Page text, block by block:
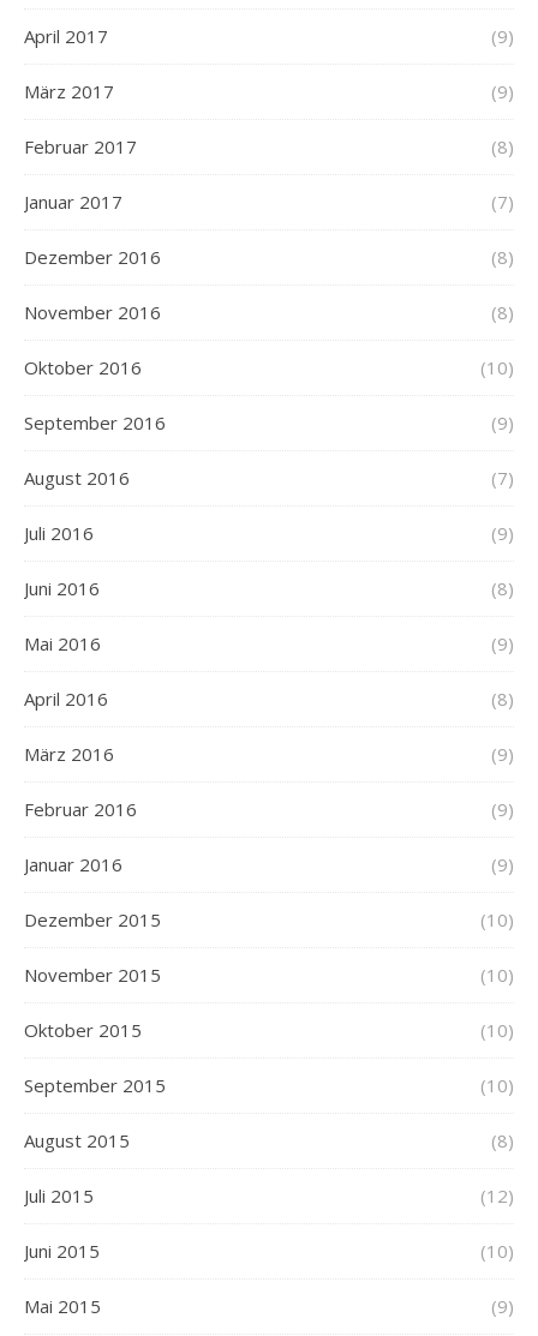
April 2017 (9)
März 2017 (9)
Februar 2017 (8)
Januar 2017 (7)
Dezember 2016 (8)
November 2016 (8)
Oktober 2016 (10)
September 2016 (9)
August 2016 (7)
Juli 2016 (9)
Juni 2016 (8)
Mai 2016 (9)
April 2016 (8)
März 2016 (9)
Februar 2016 (9)
Januar 2016 (9)
Dezember 2015 (10)
November 2015 (10)
Oktober 2015 (10)
September 2015 (10)
August 2015 (8)
Juli 2015 (12)
Juni 2015 (10)
Mai 2015 (9)